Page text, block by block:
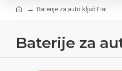
Baterije za auto ključ Fiat
Baterije za